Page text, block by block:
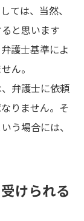
ては、当然、
と思います
護士基準によ
ん。
弁護士に依頼
りません。そ
う場合には、
けられる